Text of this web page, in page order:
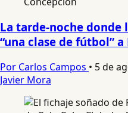
La tarde-noche donde
“una clase de fútbol”
Por Carlos Campos • 5 de
Javier Mora